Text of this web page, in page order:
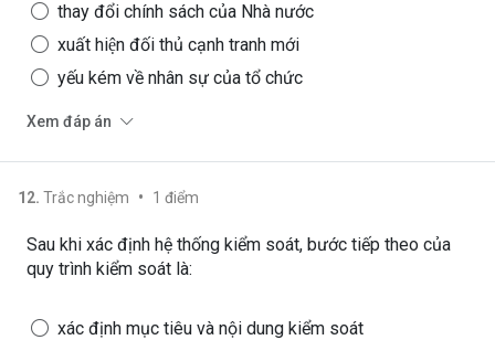
thay đổi chính sách của Nhà nước
xuất hiện đối thủ cạnh tranh mới
yếu kém về nhân sự của tổ chức
Xem đáp án
12. Trắc nghiệm • 1 điểm
Sau khi xác định hệ thống kiểm soát, bước tiếp theo của
quy trình kiểm soát là:
xác định mục tiêu và nội dung kiểm soát